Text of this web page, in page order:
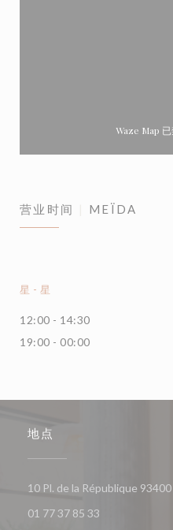
Waze Map 已
营业时间 MEÏDA
星 - 星
12:00 - 14:30
19:00 - 00:00
地点
10 Pl. de la République
01 77 37 85 33